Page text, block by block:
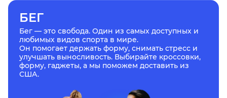
БЕГ
Бег — это свобода. Один из самых доступных и
любимых видов спорта в мире.
Он помогает держать форму, снимать стресс и
улучшать выносливость. Выбирайте кроссовки,
форму, гаджеты, а мы поможем доставить из
США.